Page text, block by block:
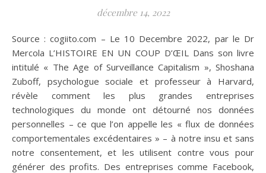
décembre 14, 2022
Source : cogiito.com – Le 10 Decembre 2022, par le Dr
Mercola L’HISTOIRE EN UN COUP D’ŒIL Dans son livre
intitulé « The Age of Surveillance Capitalism », Shoshana
Zuboff, psychologue sociale et professeur à Harvard,
révèle comment les plus grandes entreprises
technologiques du monde ont détourné nos données
personnelles – ce que l’on appelle les « flux de données
comportementales excédentaires » – à notre insu et sans
notre consentement, et les utilisent contre vous pour
générer des profits. Des entreprises comme Facebook,